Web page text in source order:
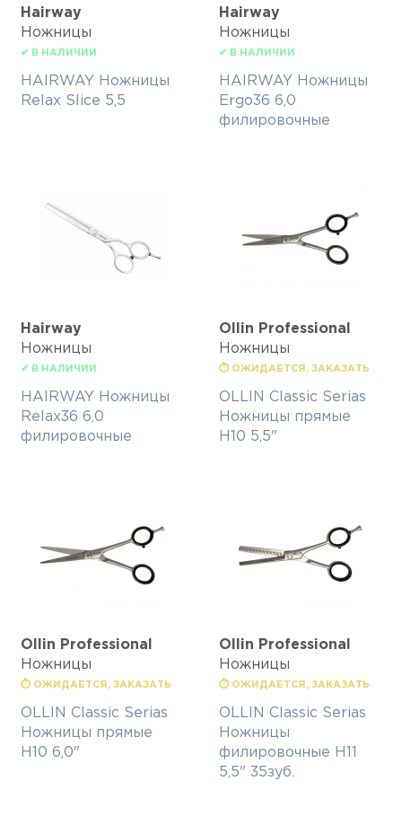
Hairway
Ножницы
✔ В НАЛИЧИИ
HAIRWAY Ножницы
Relax Slice 5,5
Hairway
Ножницы
✔ В НАЛИЧИИ
HAIRWAY Ножницы
Ergo36 6,0
филировочные
Hairway
Ножницы
✔ В НАЛИЧИИ
HAIRWAY Ножницы
Relax36 6,0
филировочные
Ollin Professional
Ножницы
⏱ ОЖИДАЕТСЯ, ЗАКАЗАТЬ
OLLIN Classic Serias
Ножницы прямые
H10 5,5"
Ollin Professional
Ножницы
⏱ ОЖИДАЕТСЯ, ЗАКАЗАТЬ
OLLIN Classic Serias
Ножницы прямые
H10 6,0"
Ollin Professional
Ножницы
⏱ ОЖИДАЕТСЯ, ЗАКАЗАТЬ
OLLIN Classic Serias
Ножницы
филировочные H11
5,5" 35зуб.